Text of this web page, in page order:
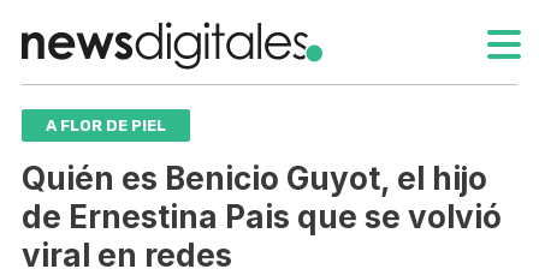
A FLOR DE PIEL
Quién es Benicio Guyot, el hijo
de Ernestina Pais que se volvió
viral en redes